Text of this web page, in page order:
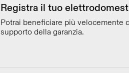
Registra il tuo
Potrai beneficiare più velocemente
supporto della garanzia.